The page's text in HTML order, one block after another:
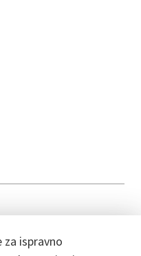
ispravno